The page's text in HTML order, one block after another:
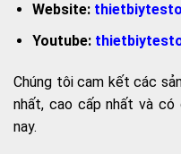
Website:
Youtube:
Chúng tôi cam kết các
nhất, cao cấp nhất và
nay.